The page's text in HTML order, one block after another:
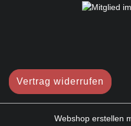
Vertrag widerrufen
Webshop erstellen